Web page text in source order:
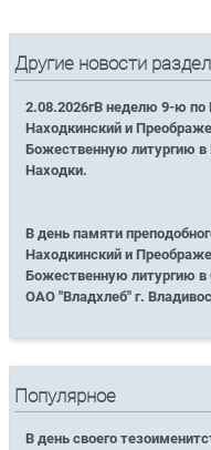
Другие новости
2.08.2026гВ неделю 9-ю по
Находкинский и
Божественную литургию в
Находки.
В день памяти
Находкинский и
Божественную литургию
ОАО "Владхлеб" г.
Популярное
В день своего